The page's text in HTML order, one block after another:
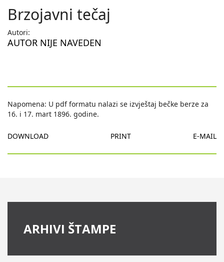
Brzojavni tečaj
Autori:
AUTOR NIJE NAVEDEN
Napomena: U pdf formatu nalazi se izvještaj bečke berze za
16. i 17. mart 1896. godine.
DOWNLOAD PRINT E-MAIL
ARHIVI ŠTAMPE